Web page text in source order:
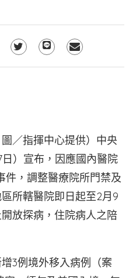
／指揮中心提供）中央
）宣布，因應國內醫院
件，調整醫療院所門禁及
所轄醫院即日起至2月9
放探病，住院病人之陪
3例境外移入病例（案